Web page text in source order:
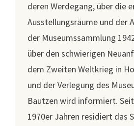
deren Werdegang, über die
Ausstellungsräume und der
der Museumssammlung
über den schwierigen
dem Zweiten Weltkrieg in
und der Verlegung des
Bautzen wird informiert.
1970er Jahren residiert das